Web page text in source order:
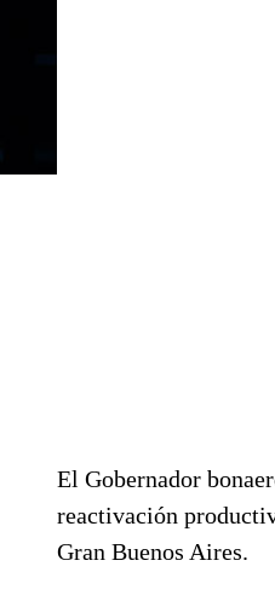
El Gobernador
reactivación
Gran Buenos Aires.